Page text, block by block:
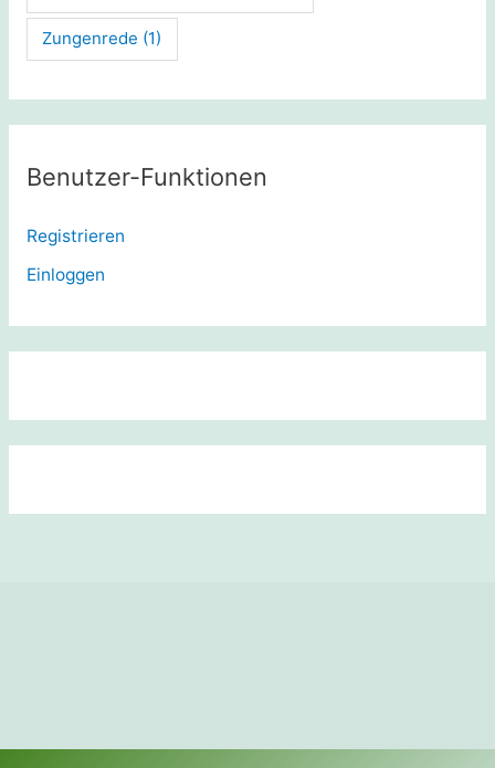
Zungenrede (1)
Benutzer-Funktionen
Registrieren
Einloggen